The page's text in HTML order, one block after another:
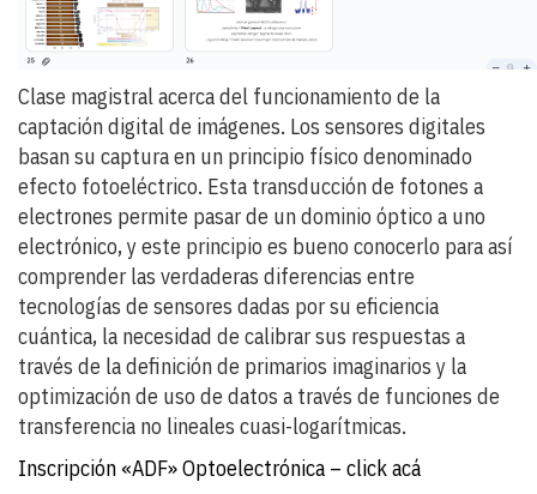
Clase magistral acerca del funcionamiento de la
captación digital de imágenes. Los sensores digitales
basan su captura en un principio físico denominado
efecto fotoeléctrico. Esta transducción de fotones a
electrones permite pasar de un dominio óptico a uno
electrónico, y este principio es bueno conocerlo para así
comprender las verdaderas diferencias entre
tecnologías de sensores dadas por su eficiencia
cuántica, la necesidad de calibrar sus respuestas a
través de la definición de primarios imaginarios y la
optimización de uso de datos a través de funciones de
transferencia no lineales cuasi-logarítmicas.
Inscripción «ADF» Optoelectrónica – click acá